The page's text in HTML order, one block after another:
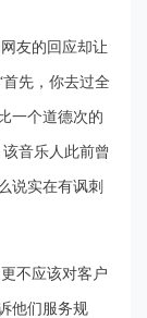
友的回应却让
先，你去过全
一个道德次的
音乐人此前曾
说实在有讽刺
不应该对客户
他们服务规